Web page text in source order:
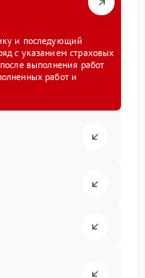
и последующий
с указанием страховых
выполнения работ
работ и